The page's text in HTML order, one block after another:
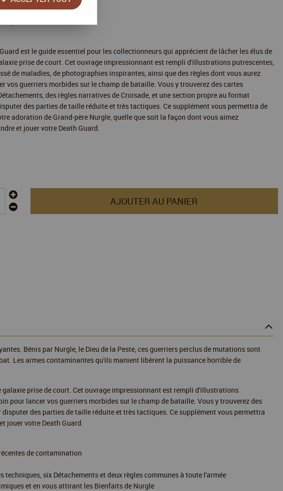
TTCau lieu de50,00
épuisement du stock
est le guide essentiel pour les collectionneurs qui apprécient de lâcher les élus de
prise de court. Cet ouvrage impressionnant est rempli d'illustrations putrescentes,
de maladies, de photographies inspirantes, ainsi que des règles dont vous aurez
vos guerriers morbides sur le champ de bataille. Vous y trouverez des cartes
des règles narratives de Croisade, et une section propre au format
des parties de taille réduite et très tactiques. Ce supplément vous permettra de
adoration de Grand-père Nurgle, quelle que soit la façon dont vous aimez
et jouer votre Death Guard.
AJOUTER AU PANIER
Bénis par Nurgle, le Dieu de la Peste, ces guerriers perclus de mutations sont
Les armes contaminantes qu'ils manient libèrent la puissance horrible de
prise de court. Cet ouvrage impressionnant est rempli d'illustrations
pour lancer vos guerriers morbides sur le champ de bataille. Vous y trouverez des
des parties de taille réduite et très tactiques. Ce supplément vous permettra
jouer votre Death Guard.
de contamination
six Détachements et deux règles communes à toute l'armée
et en vous attirant les Bienfaits de Nurgle